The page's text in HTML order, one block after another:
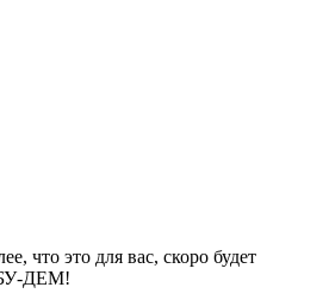
что это для вас, скоро будет
БУ-ДЕМ!